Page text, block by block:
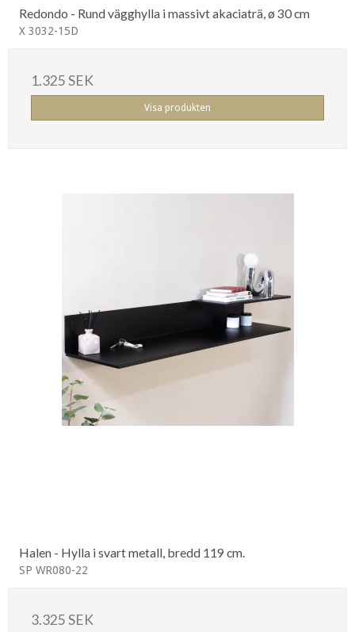
Redondo - Rund vägghylla i massivt akaciaträ, ø 30 cm
X 3032-15D
1.325 SEK
Visa produkten
Halen - Hylla i svart metall, bredd 119 cm.
SP WR080-22
3.325 SEK